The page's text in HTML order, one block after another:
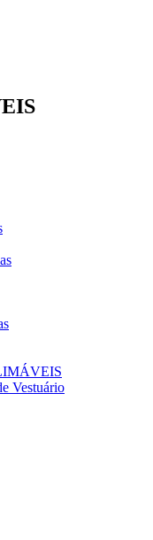
Vestuário